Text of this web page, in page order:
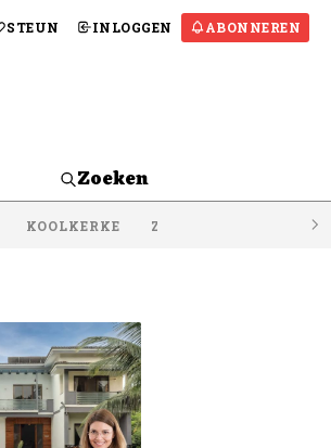
STEUN INLOGGEN ABONNEREN
Zoeken
KOOLKERKE ZEEBRUGGE